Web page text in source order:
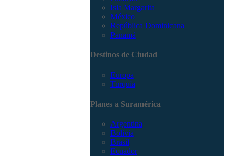
Isla Margarita
México
República Dominicana
Panamá
Destinos de Ciudad
Europa
Turquía
Planes a Suramérica
Argentina
Bolivia
Brasil
Ecuador